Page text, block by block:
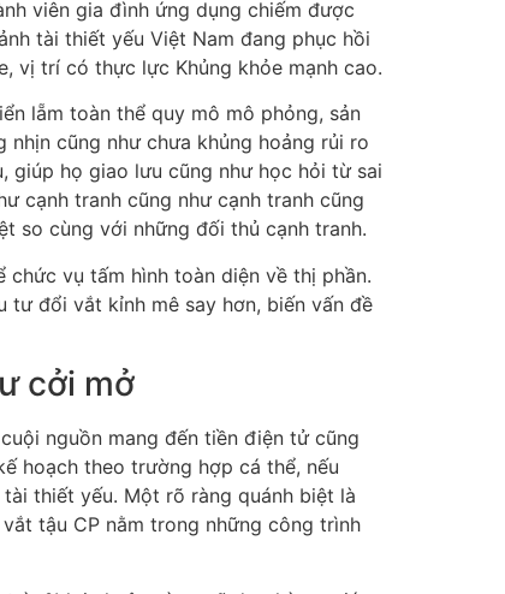
viên gia đình ứng dụng chiếm được
tài thiết yếu Việt Nam đang phục hồi
vị trí có thực lực Khủng khỏe mạnh cao.
lẵm toàn thể quy mô mô phỏng, sản
cũng như chưa khủng hoảng rủi ro
giúp họ giao lưu cũng như học hỏi từ sai
cạnh tranh cũng như cạnh tranh cũng
so cùng với những đối thủ cạnh tranh.
vụ tấm hình toàn diện về thị phần.
đổi vắt kỉnh mê say hơn, biến vấn đề
cởi mở
nguồn mang đến tiền điện tử cũng
hoạch theo trường hợp cá thể, nếu
thiết yếu. Một rõ ràng quánh biệt là
tậu CP nằm trong những công trình